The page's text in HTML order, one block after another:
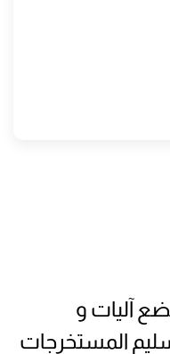
آليات و
المستخرجات